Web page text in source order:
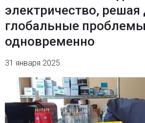
электричество, решая
глобальные проблемы
одновременно
31 января 2025